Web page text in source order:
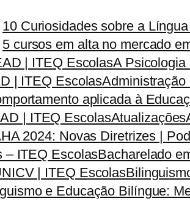
10 Curiosidades sobre a
5 cursos em alta no mercado
| ITEQ EscolasA
| ITEQ Escolas
aplicada à
| ITEQ EscolasAtualizações
2024: Novas Diretrizes |
– ITEQ EscolasBacharelado
| ITEQ Escolas
e Educação Bilíngue: